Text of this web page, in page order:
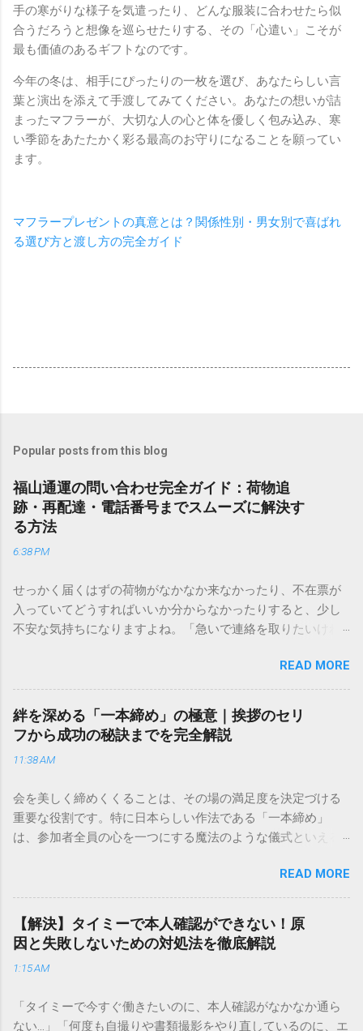
手の寒がりな様子を気遣ったり、どんな服装に合わせたら似
合うだろうと想像を巡らせたりする、その「心遣い」こそが
最も価値のあるギフトなのです。
今年の冬は、相手にぴったりの一枚を選び、あなたらしい言
葉と演出を添えて手渡してみてください。あなたの想いが詰
まったマフラーが、大切な人の心と体を優しく包み込み、寒
い季節をあたたかく彩る最高のお守りになることを願ってい
ます。
マフラープレゼントの真意とは？関係性別・男女別で喜ばれ
る選び方と渡し方の完全ガイド
Popular posts from this blog
福山通運の問い合わせ完全ガイド：荷物追
跡・再配達・電話番号までスムーズに解決す
る方法
6:38 PM
せっかく届くはずの荷物がなかなか来なかったり、不在票が
入っていてどうすればいいか分からなかったりすると、少し
不安な気持ちになりますよね。「急いで連絡を取りたいけれ
きできる？」といった疑問を抱える方も多いはずです。 福山
通運は企業間物流のイメージが強いかもしれませんが、個人
向けの宅配サービスも非常に充実しています。大切なのは、
目的に合わせた適切な連絡先を選ぶことです。この記事で
は、荷物の追跡確認から営業所への電話連絡、再配達の依頼
手順まで、初めての方でも迷わずに解決できる方法を詳しく
本全国に広範なネットワークを持つ大手運送会社です。特に
重量物や大型の荷物、そして企業間の輸送において圧倒的な
実績を誇ります。 個人で利用する場合、他の宅配業者と少し
いう特徴があります。地域に密着した各拠点が配送をコント
ロールしているため、現場の状況に合わせた柔軟な相談がし
やすいのがメリットです。まずは、今抱えている悩みがどの
サービスで解決できるかを確認していきましょう。 1. 荷物の
るのが最も効率的です。現在の荷物がいったいどこにあるの
か、いつ届く予定なのかは、お手元の番号一つで判明しま
READ MORE
絆を深める「一本締め」の極意｜挨拶のセリ
フから成功の秘訣までを完全解説
11:38 AM
会を美しく締めくくることは、その場の満足度を決定づける
重要な役割です。特に日本らしい作法である「一本締め」
は、参加者全員の心を一つにする魔法のような儀式といえる
「手拍子のリズムに自信がない」と不安を感じる方も多いは
ずです。この記事では、ビジネスからカジュアルな集まりま
で、どのような場面でも堂々と立ち振る舞えるための「一本
締め」の作法を、基礎知識から具体的なセリフ例まで丁寧に
解説します。 一本締めとは？その本質と効果 一本締めは、単
に手を叩いて終わらせる作業ではありません。その時間、そ
て刻み込む伝統的な儀礼です。 一本締めがもたらすポジティ
READ MORE
【解決】タイミーで本人確認ができない！原
因と失敗しないための対処法を徹底解説
1:15 AM
「タイミーで今すぐ働きたいのに、本人確認がなかなか通ら
ない…」「何度も自撮りや書類撮影をやり直しているのに、エ